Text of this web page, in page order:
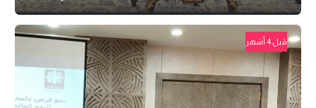
قبل 4 أشهر